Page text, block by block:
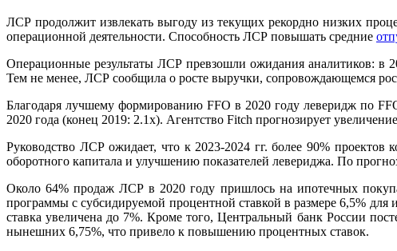
ЛСР продолжит извлекать выгоду из текущих рекордно низких
операционной деятельности. Способность ЛСР повышать средние
Операционные результаты ЛСР превзошли ожидания аналитиков: в
Тем не менее, ЛСР сообщила о росте выручки, сопровождающемся
Благодаря лучшему формированию FFO в 2020 году леверидж по
2020 года (конец 2019: 2.1x). Агентство Fitch прогнозирует
Руководство ЛСР ожидает, что к 2023-2024 гг. более 90%
оборотного капитала и улучшению показателей левериджа. По
Около 64% ​​продаж ЛСР в 2020 году пришлось на ипотечных
программы с субсидируемой процентной ставкой в ​​размере 6,5%
ставка увеличена до 7%. Кроме того, Центральный банк России
нынешних 6,75%, что привело к повышению процентных ставок.